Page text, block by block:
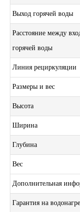
Выход горячей воды
Расстояние между
горячей воды
Линия рециркуляции
Размеры и вес
Высота
Ширина
Глубина
Вес
Дополнительная
Гарантия на